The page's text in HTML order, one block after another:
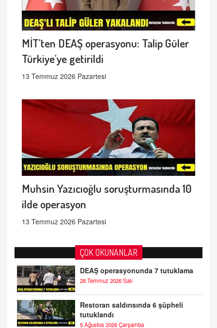
MİT'ten DEAŞ operasyonu: Talip Güler
Türkiye'ye getirildi
13 Temmuz 2026 Pazartesi
Muhsin Yazıcıoğlu soruşturmasında 10
ilde operasyon
13 Temmuz 2026 Pazartesi
ÇOK OKUNANLAR
DEAŞ operasyonunda 7 tutuklama
28 Temmuz 2026 Salı
Restoran saldırısında 6 şüpheli
tutuklandı
5 Ağustos 2026 Çarşamba